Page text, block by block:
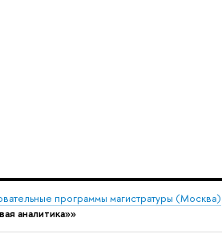
программы магистратуры (Москва)
аналитика»»